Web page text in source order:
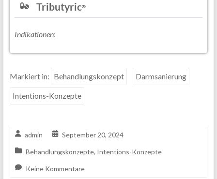
Tributyric®
Indikationen:
Markiert in: Behandlungskonzept Darmsanierung
Intentions-Konzepte
admin September 20, 2024
Behandlungskonzepte, Intentions-Konzepte
Keine Kommentare